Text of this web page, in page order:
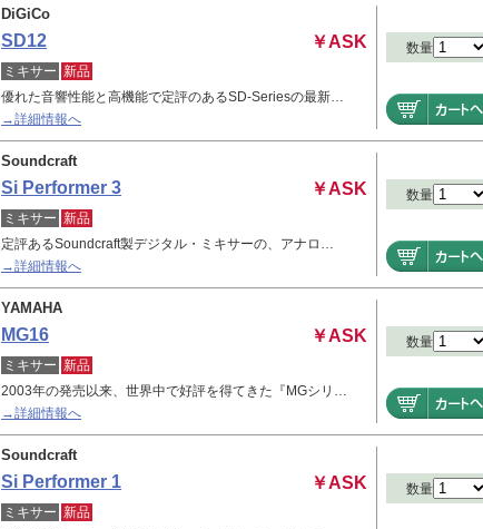
DiGiCo
SD12 ￥ASK
ミキサー 新品
優れた音響性能と高機能で定評のあるSD-Seriesの最新…
→詳細情報へ
数量
Soundcraft
Si Performer 3 ￥ASK
ミキサー 新品
定評あるSoundcraft製デジタル・ミキサーの、アナロ…
→詳細情報へ
数量
YAMAHA
MG16 ￥ASK
ミキサー 新品
2003年の発売以来、世界中で好評を得てきた『MGシリ…
→詳細情報へ
数量
Soundcraft
Si Performer 1 ￥ASK
ミキサー 新品
数量